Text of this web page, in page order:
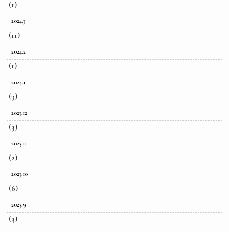
(1)
2024.3
(11)
2024.2
(1)
2024.1
(3)
2023.12
(3)
2023.11
(2)
2023.10
(6)
2023.9
(3)